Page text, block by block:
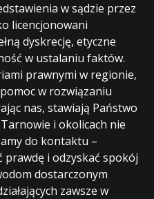
w sądzie przez
licencjonowani
dyskrecję, etyczne
w ustalaniu faktów.
prawnymi w regionie,
w rozwiązaniu
nas, stawiają Państwo
i okolicach nie
do kontaktu –
i odzyskać spokój
dostarczonym
zawsze w